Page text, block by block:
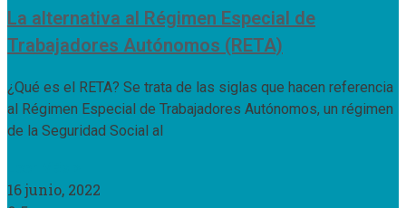
La alternativa al Régimen Especial de
Trabajadores Autónomos (RETA)
¿Qué es el RETA? Se trata de las siglas que hacen referencia
al Régimen Especial de Trabajadores Autónomos, un régimen
de la Seguridad Social al
16 junio, 2022